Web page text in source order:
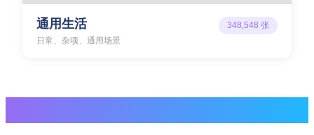
通用生活
日常、杂项、通用场景
348,548 张